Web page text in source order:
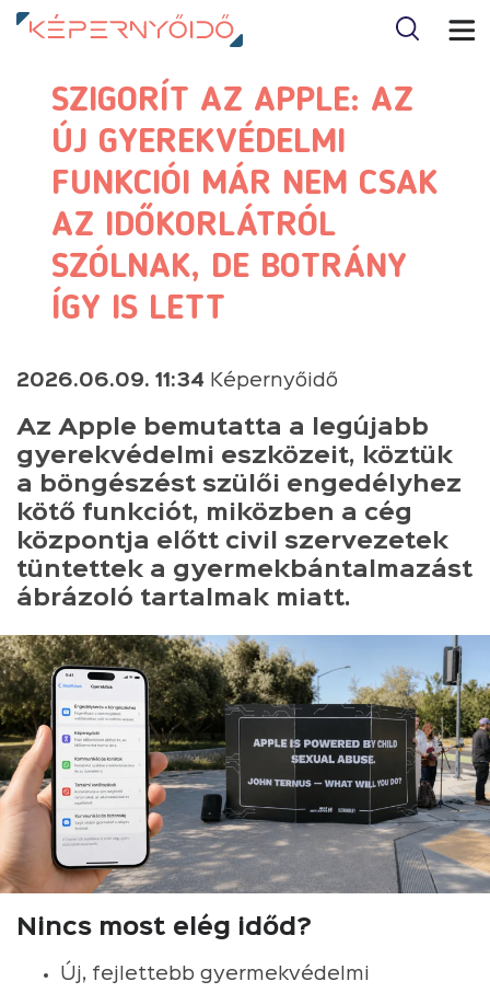
SZIGORÍT AZ APPLE: AZ
ÚJ GYEREKVÉDELMI
FUNKCIÓI MÁR NEM CSAK
AZ IDŐKORLÁTRÓL
SZÓLNAK, DE BOTRÁNY
ÍGY IS LETT
2026.06.09. 11:34 Képernyőidő
Az Apple bemutatta a legújabb
gyerekvédelmi eszközeit, köztük
a böngészést szülői engedélyhez
kötő funkciót, miközben a cég
központja előtt civil szervezetek
tüntettek a gyermekbántalmazást
ábrázoló tartalmak miatt.
Nincs most elég időd?
Új, fejlettebb gyermekvédelmi